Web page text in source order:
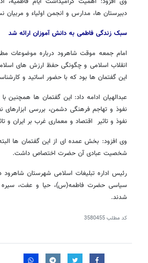
دبیرستان ها، مدارس و انجمن اولیاء و مربیان نسبت به اجرای ۷۰ کارگاه آموزشی به
سبک زندگی فاطمی به دانش آموزان ارائه شد
امام جمعه موقت شاهرود درباره موضوعات
انقلاب اسلامی و چگونگی حفظ ارزش های
این گفتمان ها بود که با حضور اساتید و
عبدالهیان ادامه داد: این گفتمان ها
نفوذ و تهاجم فرهنگی دشمن، بررسی ابزارهای
نفوذ و تاثیر اقتصاد و معماری غرب بر ایران و
وی افزود: بخش عمده ای از این گفتمان ها
شخصیت عبادی آن حضرت اختصاص داشت.
رئیس اداره تبلیغات اسلامی شهرستان
سیاسی حضرت فاطمه(س)، حیا و عفت، سیره
شدند.
کد مطلب3580455